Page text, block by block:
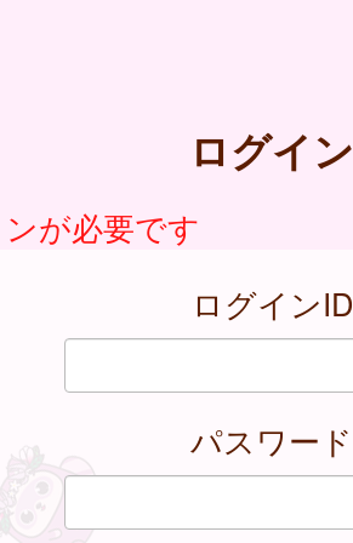
ログイン
が必要です
ログインID
パスワード